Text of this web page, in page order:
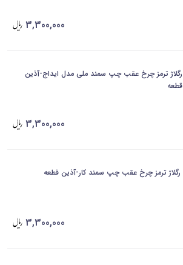
3,300,000
رگلاژ ترمز چرخ عقب چپ سمند ملی مدل ایداج-آذین
قطعه
3,300,000
رگلاژ ترمز چرخ عقب چپ سمند کار-آذین قطعه
3,300,000